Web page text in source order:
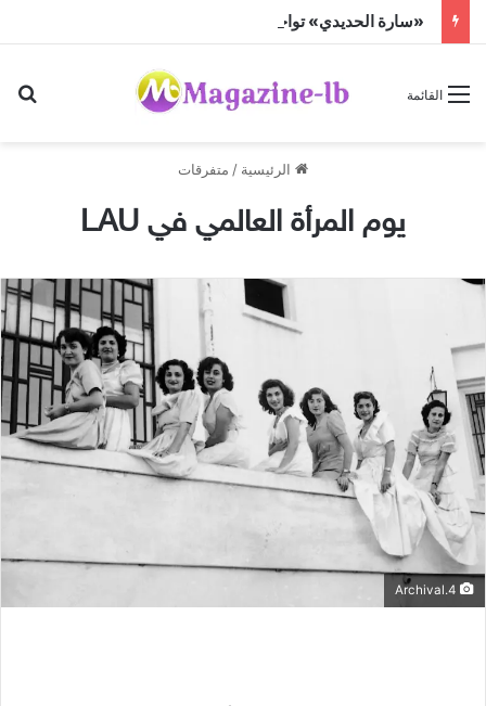
«سارة الحديدي» تواجه الجن زمباهولا على تياترو آفاق
القائمة
الرئيسية / متفرقات
يوم المرأة العالمي في LAU